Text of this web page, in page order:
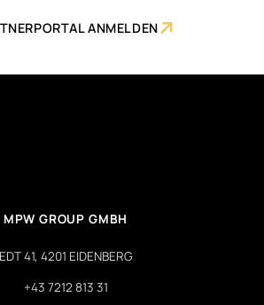
ANMELDEN
MPW GROUP GMBH
EDT 41, 4201 EIDENBERG
+43 7212 813 31